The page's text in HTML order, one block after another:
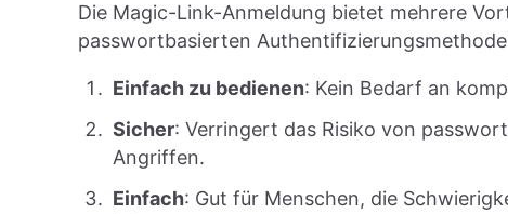
Die Magic-Link-Anmeldung bietet mehrere
passwortbasierten
Einfach zu bedienen: Kein Bedarf an
Sicher: Verringert das Risiko von
Angriffen.
Einfach: Gut für Menschen, die